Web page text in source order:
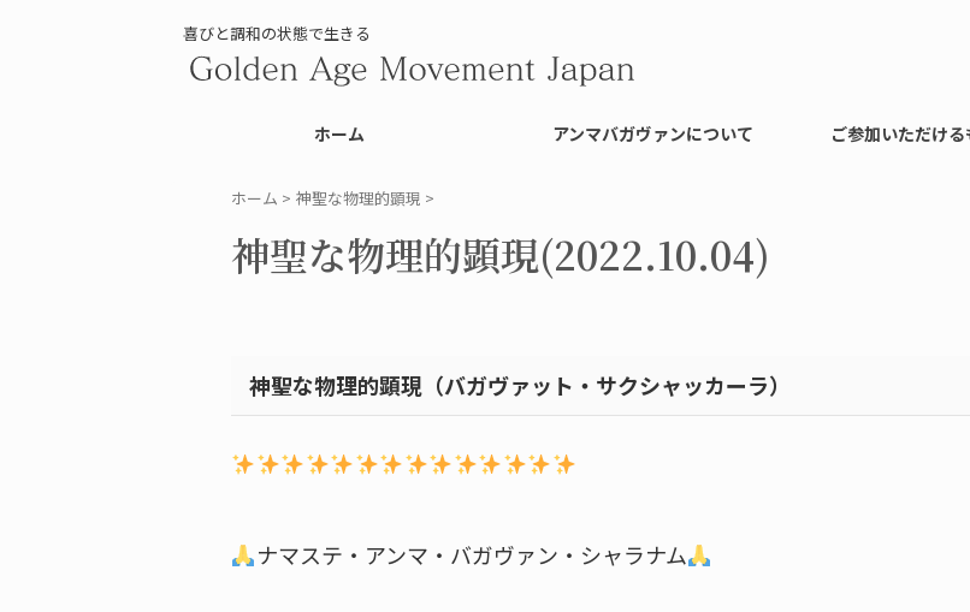
喜びと調和の状態で生きる
ホーム アンマバガヴァンについて ご参加いただける
ホーム > 神聖な物理的顕現 >
神聖な物理的顕現(2022.10.04)
神聖な物理的顕現（バガヴァット・サクシャッカーラ）
ナマステ・アンマ・バガヴァン・シャラナム